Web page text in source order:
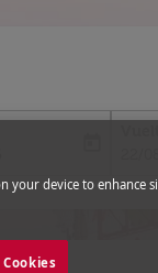
fc-
your device to enhance